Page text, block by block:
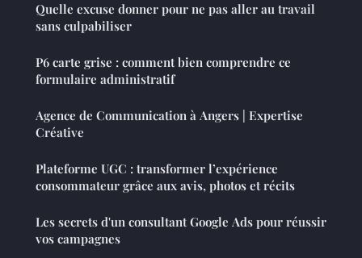
Quelle excuse donner pour ne pas aller au travail
sans culpabiliser
P6 carte grise : comment bien comprendre ce
formulaire administratif
Agence de Communication à Angers | Expertise
Créative
Plateforme UGC : transformer l’expérience
consommateur grâce aux avis, photos et récits
Les secrets d'un consultant Google Ads pour réussir
vos campagnes